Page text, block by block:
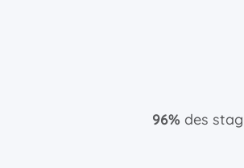
96% des